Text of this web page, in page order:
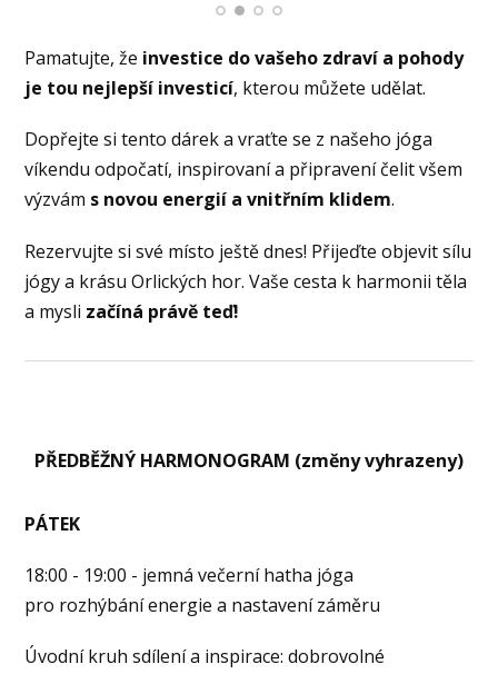
Pamatujte, že investice do vašeho zdraví a pohody
je tou nejlepší investicí, kterou můžete udělat.
Dopřejte si tento dárek a vraťte se z našeho jóga
víkendu odpočatí, inspirovaní a připravení čelit všem
výzvám s novou energií a vnitřním klidem.
Rezervujte si své místo ještě dnes! Přijeďte objevit sílu
jógy a krásu Orlických hor. Vaše cesta k harmonii těla
a mysli začíná právě teď!
PŘEDBĚŽNÝ HARMONOGRAM (změny vyhrazeny)
PÁTEK
18:00 - 19:00 - jemná večerní hatha jóga
pro rozhýbání energie a nastavení záměru
Úvodní kruh sdílení a inspirace: dobrovolné